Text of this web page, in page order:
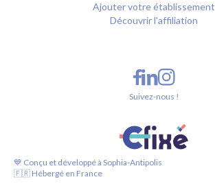
Ajouter votre établissement
Découvrir l'affiliation
💙 Conçu et développé à Sophia-Antipolis
🇫🇷 Hébergé en France
Suivez-nous !